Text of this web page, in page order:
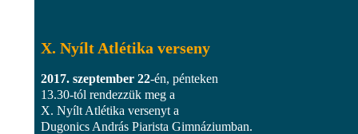
X. Nyílt Atlétika verseny
2017. szeptember 22-én, pénteken
13.30-tól rendezzük meg a
X. Nyílt Atlétika versenyt a
Dugonics András Piarista Gimnáziumban.